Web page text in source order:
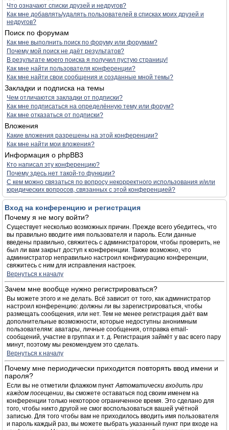
Что означают списки друзей и недругов?
Как мне добавлять/удалять пользователей в списках моих друзей и
недругов?
Поиск по форумам
Как мне выполнить поиск по форуму или форумам?
Почему мой поиск не даёт результатов?
В результате моего поиска я получил пустую страницу!
Как мне найти пользователя конференции?
Как мне найти свои сообщения и созданные мной темы?
Закладки и подписка на темы
Чем отличаются закладки от подписки?
Как мне подписаться на определённую тему или форум?
Как мне отказаться от подписки?
Вложения
Какие вложения разрешены на этой конференции?
Как мне найти мои вложения?
Информация о phpBB3
Кто написал эту конференцию?
Почему здесь нет такой-то функции?
С кем можно связаться по вопросу некорректного использования и/или
юридических вопросов, связанных с этой конференцией?
Вход на конференцию и регистрация
Почему я не могу войти?
Существует несколько возможных причин. Прежде всего убедитесь, что
вы правильно вводите имя пользователя и пароль. Если данные
введены правильно, свяжитесь с администратором, чтобы проверить, не
был ли вам закрыт доступ к конференции. Также возможно, что
администратор неправильно настроил конфигурацию конференции,
свяжитесь с ним для исправления настроек.
Вернуться к началу
Зачем мне вообще нужно регистрироваться?
Вы можете этого и не делать. Всё зависит от того, как администратор
настроил конференцию: должны ли вы зарегистрироваться, чтобы
размещать сообщения, или нет. Тем не менее регистрация даёт вам
дополнительные возможности, которые недоступны анонимным
пользователям: аватары, личные сообщения, отправка email-
сообщений, участие в группах и т. д. Регистрация займёт у вас всего пару
минут, поэтому мы рекомендуем это сделать.
Вернуться к началу
Почему мне периодически приходится повторять ввод имени и
пароля?
Если вы не отметили флажком пунктАвтоматически входить при
каждом посещении, вы сможете оставаться под своим именем на
конференции только некоторое ограниченное время. Это сделано для
того, чтобы никто другой не смог воспользоваться вашей учётной
записью. Для того чтобы вам не приходилось вводить имя пользователя
и пароль каждый раз, вы можете выбрать указанный пункт при входе на